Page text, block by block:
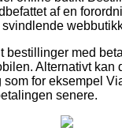
af en
bestillinger med
Alternativt kan
for eksempel
senere.